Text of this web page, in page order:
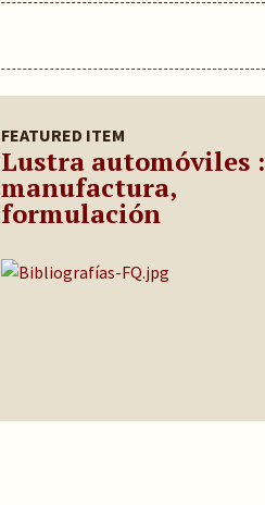
FEATURED ITEM
Lustra automóviles :
manufactura,
formulación